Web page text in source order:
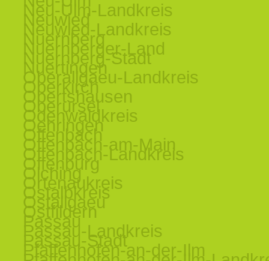
Neu-Ulm-Landkreis
Neuwied
Neuwied-Landkreis
Nuernberg
Nuernberger-Land
Nuernberg-Stadt
Nuertingen
Oberallgaeu-Landkreis
Oberkirch
Obertshausen
Oberursel
Odenwaldkreis
Oehringen
Offenbach
Offenbach-am-Main
Offenbach-Landkreis
Offenburg
Olching
Ortenaukreis
Ostalbkreis
Ostallgaeu
Ostfildern
Passau
Passau-Landkreis
Passau-Stadt
Pfaffenhofen-an-der-Ilm